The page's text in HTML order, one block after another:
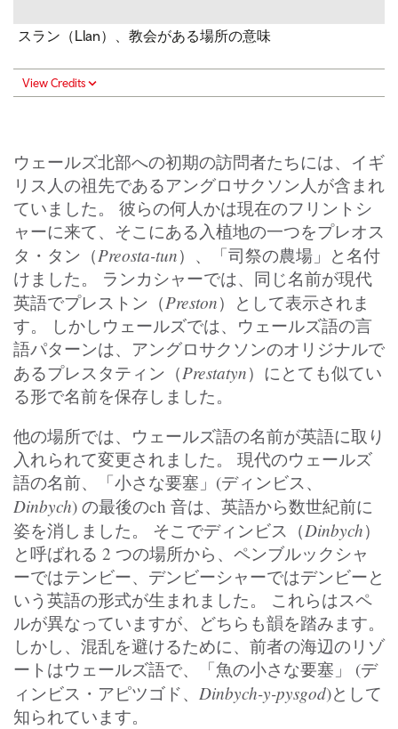
スラン（Llan）、教会がある場所の意味
View Credits
ウェールズ北部への初期の訪問者たちには、イギ
リス人の祖先であるアングロサクソン人が含まれ
ていました。 彼らの何人かは現在のフリントシ
ャーに来て、そこにある入植地の一つをプレオス
タ・タン（Preosta-tun）、「司祭の農場」と名付
けました。 ランカシャーでは、同じ名前が現代
英語でプレストン（Preston）として表示されま
す。 しかしウェールズでは、ウェールズ語の言
語パターンは、アングロサクソンのオリジナルで
あるプレスタティン（Prestatyn）にとても似てい
る形で名前を保存しました。
他の場所では、ウェールズ語の名前が英語に取り
入れられて変更されました。 現代のウェールズ
語の名前、「小さな要塞」(ディンビス、
Dinbych) の最後のch 音は、英語から数世紀前に
姿を消しました。 そこでディンビス（Dinbych）
と呼ばれる 2 つの場所から、ペンブルックシャ
ーではテンビー、デンビーシャーではデンビーと
いう英語の形式が生まれました。 これらはスペ
ルが異なっていますが、どちらも韻を踏みます。
しかし、混乱を避けるために、前者の海辺のリゾ
ートはウェールズ語で、「魚の小さな要塞」 (デ
ィンビス・アピツゴド、 Dinbych-y-pysgod)として
知られています。